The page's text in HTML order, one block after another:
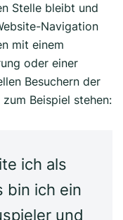
Stelle bleibt und
Navigation
mit einem
oder einer
Besuchern der
Beispiel stehen:
ich als
bin ich ein
und